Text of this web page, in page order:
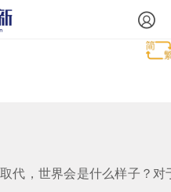
代，世界会是什么样子？对